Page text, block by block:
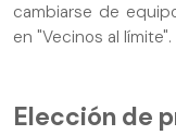
cambiarse de
en "Vecinos al límite".
Elección de